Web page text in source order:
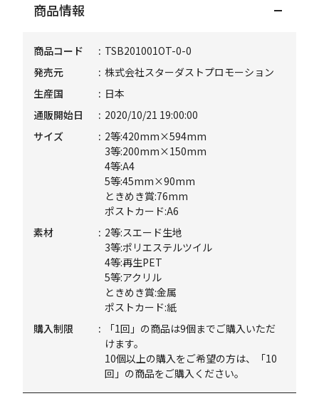
商品情報
商品コード
TSB201001OT-0-0
発売元
株式会社スターダストプロモーション
生産国
日本
通販開始日
2020/10/21 19:00:00
サイズ
2等:420mm×594mm
3等:200mm×150mm
4等:A4
5等:45mm×90mm
ときめき賞:76mm
ポストカード:A6
素材
2等:スエード生地
3等:ポリエステルツイル
4等:再生PET
5等:アクリル
ときめき賞:金属
ポストカード:紙
購入制限
「1回」の商品は9個までご購入いただ
けます。
10個以上の購入をご希望の方は、「10
回」の商品をご購入ください。